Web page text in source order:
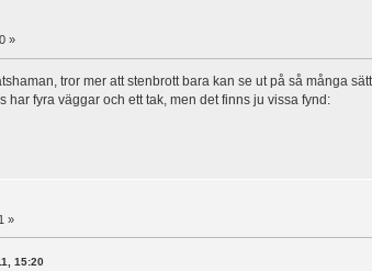
»
tror mer att stenbrott bara kan se ut på så många
fyra väggar och ett tak, men det finns ju vissa fynd:
»
15:20